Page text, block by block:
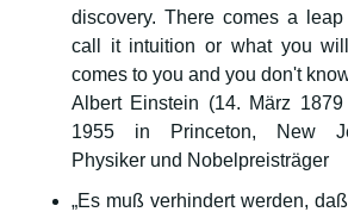
discovery. There comes a
call it intuition or what you
comes to you and you don't
Albert Einstein (14. März
1955 in Princeton, New
Physiker und Nobelpreisträger
„Es muß verhindert werden,